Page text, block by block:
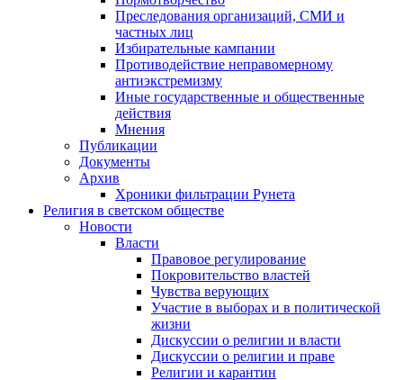
Преследования организаций, СМИ и
частных лиц
Избирательные кампании
Противодействие неправомерному
антиэкстремизму
Иные государственные и общественные
действия
Мнения
Публикации
Документы
Архив
Хроники фильтрации Рунета
Религия в светском обществе
Новости
Власти
Правовое регулирование
Покровительство властей
Чувства верующих
Участие в выборах и в политической
жизни
Дискуссии о религии и власти
Дискуссии о религии и праве
Религии и карантин